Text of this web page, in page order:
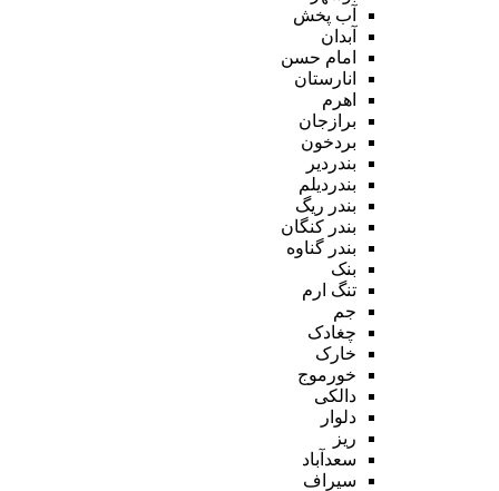
آب پخش
آبدان
امام حسن
انارستان
اهرم
برازجان
بردخون
بندردیر
بندردیلم
بندر ریگ
بندر کنگان
بندر گناوه
بنک
تنگ ارم
جم
چغادک
خارک
خورموج
دالکی
دلوار
ریز
سعدآباد
سیراف